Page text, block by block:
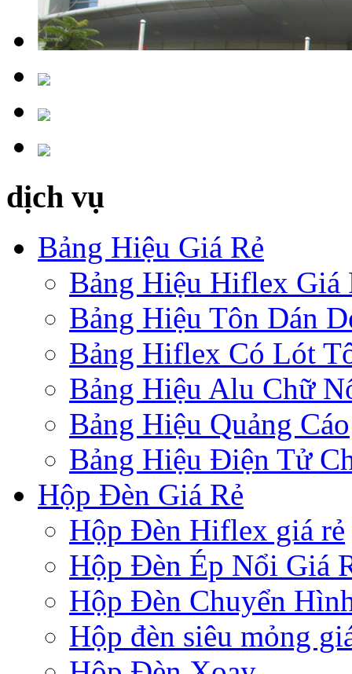
dịch vụ
Bảng Hiệu Giá Rẻ
Bảng Hiệu Hiflex Giá
Bảng Hiệu Tôn Dán
Bảng Hiflex Có Lót
Bảng Hiệu Alu Chữ
Bảng Hiệu Quảng Cáo
Bảng Hiệu Điện Tử
Hộp Đèn Giá Rẻ
Hộp Đèn Hiflex giá rẻ
Hộp Đèn Ép Nổi Giá
Hộp Đèn Chuyển
Hộp đèn siêu mỏng